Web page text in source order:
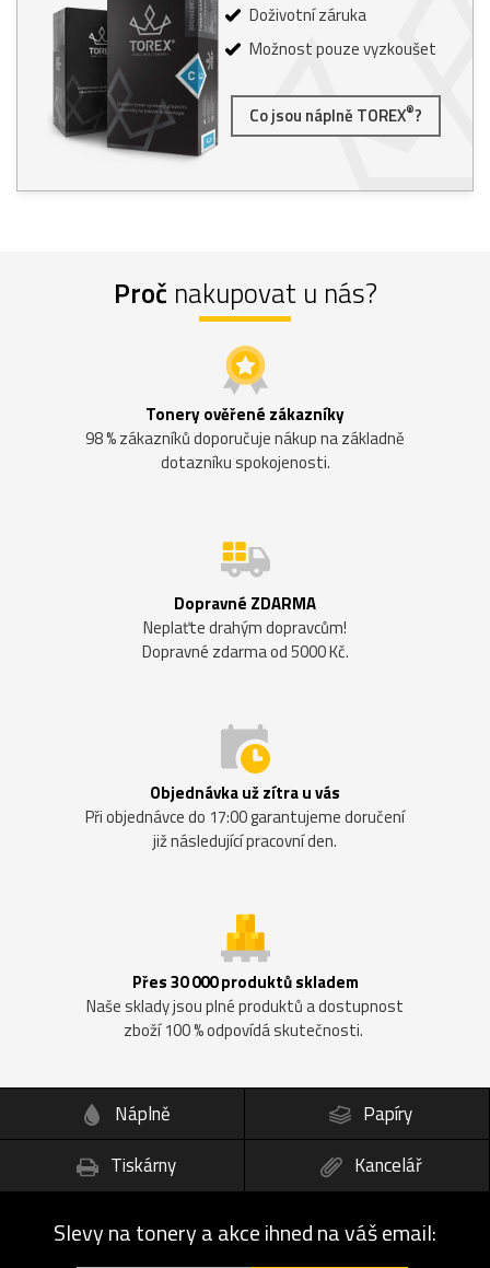
Doživotní záruka
Možnost pouze vyzkoušet
Co jsou náplně TOREX®?
Proč nakupovat u nás?
Tonery ověřené zákazníky
98 % zákazníků doporučuje nákup na základně
dotazníku spokojenosti.
Dopravné ZDARMA
Neplaťte drahým dopravcům!
Dopravné zdarma od 5000 Kč.
Objednávka už zítra u vás
Při objednávce do 17:00 garantujeme doručení
již následující pracovní den.
Přes 30 000 produktů skladem
Naše sklady jsou plné produktů a dostupnost
zboží 100 % odpovídá skutečnosti.
Náplně
Papíry
Tiskárny
Kancelář
Slevy na tonery a akce ihned na váš email: